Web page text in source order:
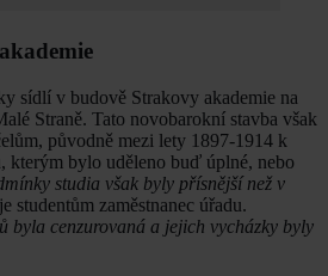
sídlí v budově Strakovy akademie na
Straně. Tato novobarokní stavba však
původně mezi lety 1897-1914 k
kterým bylo uděleno buď úplné, nebo
studia však byly přísnější než v
studentům zaměstnanec úřadu.
byla cenzurovaná a jejich vycházky byly